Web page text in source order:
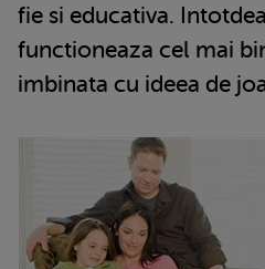
fie si educativa.
functioneaza cel mai
imbinata cu ideea de